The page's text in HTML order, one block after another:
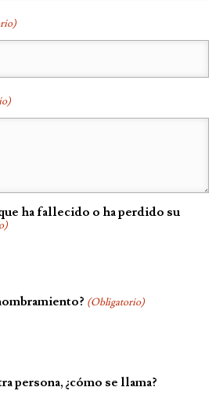
ha fallecido o ha perdido su
(Obligatorio)
persona, ¿cómo se llama?